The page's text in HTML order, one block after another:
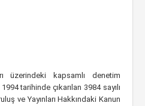
üzerindeki kapsamlı denetim
tarihinde çıkarılan 3984 sayılı
ve Yayınları Hakkındaki Kanun